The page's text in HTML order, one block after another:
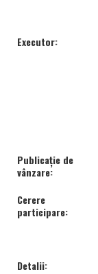
Executor:
Publicație de
vânzare:
Cerere
participare:
Detalii: